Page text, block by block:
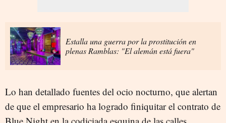
Estalla una guerra por la prostitución en
plenas Ramblas: "El alemán está fuera"
Lo han detallado fuentes del ocio nocturno, que alertan
de que el empresario ha logrado finiquitar el contrato de